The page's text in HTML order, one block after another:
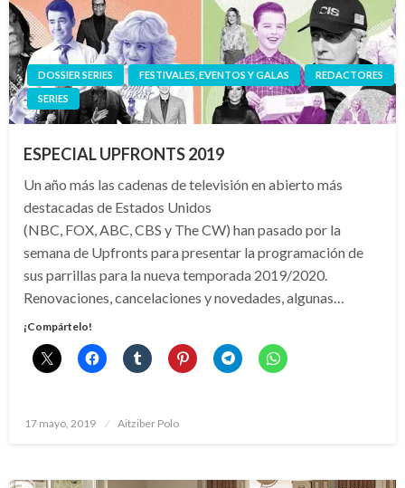
DOSSIER SERIES FESTIVALES, EVENTOS Y GALAS
REDACTORES
SERIES
ESPECIAL UPFRONTS 2019
Un año más las cadenas de televisión en abierto más
destacadas de Estados Unidos
(NBC, FOX, ABC, CBS y The CW) han pasado por la
semana de Upfronts para presentar la programación de
sus parrillas para la nueva temporada 2019/2020.
Renovaciones, cancelaciones y novedades, algunas…
¡Compártelo!
Publicado
17 mayo, 2019 Aitziber Polo